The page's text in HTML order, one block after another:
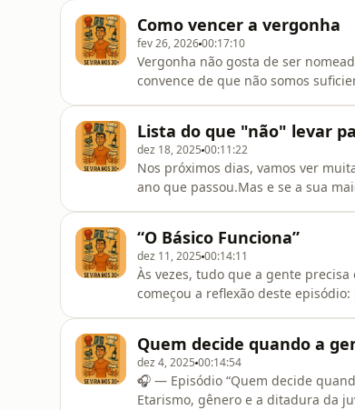
conversa sobre relacionamentos,
Como vencer a vergonha
fev 26, 202600:17:10
Vergonha não gosta de ser
convence de que não somos
como realmente somos?Como o per
Lista do que "não" levar
dez 18, 2025 00:11:22
Nos próximos dias, vamos ver
ano que passou.Mas e se a sua
e o Réveillon,
“O Básico Funciona”
dez 11, 2025 00:14:11
Às vezes, tudo que a gente
começou a reflexão deste
“melhorias” cansa mais do que nut
Quem decide quando a
dez 4, 2025 00:14:54
🎧 — Episódio “Quem decide
Etarismo, gênero e a ditadura da